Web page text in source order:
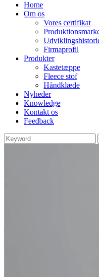
Home
Om os
Vores certifikat
Firmaprofil
Produkter
Kastetæppe
Fleece stof
Håndklæde
Nyheder
Knowledge
Kontakt os
Feedback